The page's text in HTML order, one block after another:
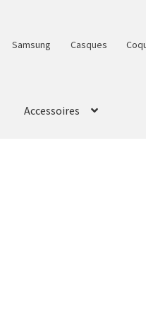
Samsung Casques
Accessoires